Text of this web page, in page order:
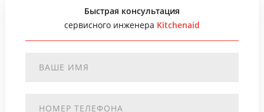
Быстрая консультация
сервисного инженера Kitchenaid